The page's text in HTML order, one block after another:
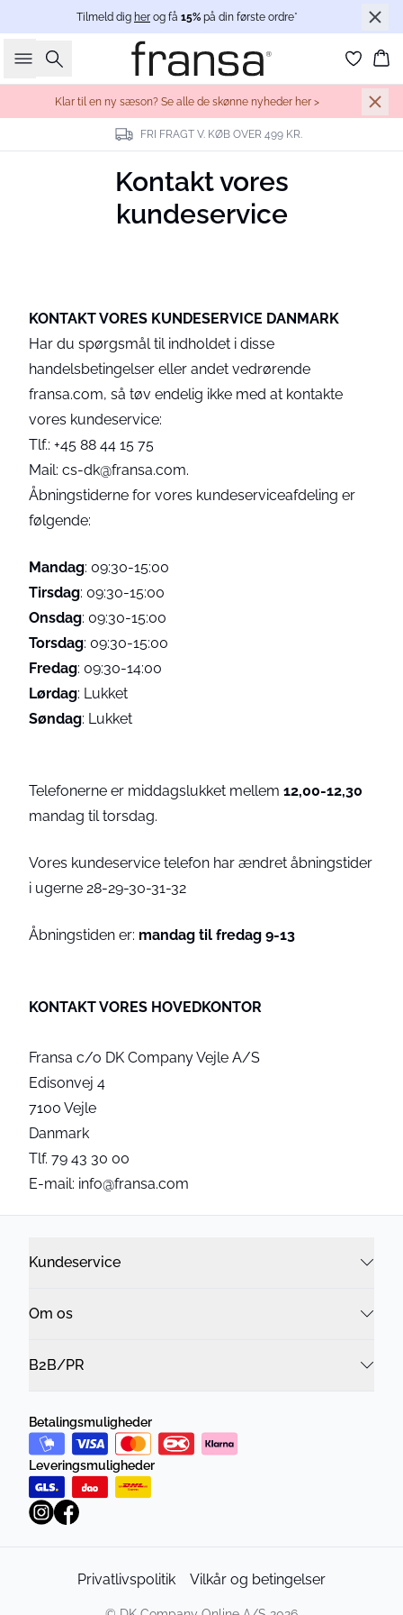
Tilmeld dig her og få 15% på din første ordre*
Søg
Klar til en ny sæson? Se alle de skønne nyheder her >
FRI FRAGT V. KØB OVER 499 KR.
Kontakt vores
kundeservice
KONTAKT VORES KUNDESERVICE DANMARK
Har du spørgsmål til indholdet i disse
handelsbetingelser eller andet vedrørende
fransa.com, så tøv endelig ikke med at kontakte
vores kundeservice:
Tlf.: +45 88 44 15 75
Mail: cs-dk@fransa.com.
Åbningstiderne for vores kundeserviceafdeling er
følgende:
Mandag: 09:30-15:00
Tirsdag: 09:30-15:00
Onsdag: 09:30-15:00
Torsdag: 09:30-15:00
Fredag: 09:30-14:00
Lørdag: Lukket
Søndag: Lukket
Telefonerne er middagslukket mellem 12,00-12,30
mandag til torsdag.
Vores kundeservice telefon har ændret åbningstider
i ugerne 28-29-30-31-32
Åbningstiden er: mandag til fredag 9-13
KONTAKT VORES HOVEDKONTOR
Fransa c/o DK Company Vejle A/S
Edisonvej 4
7100 Vejle
Danmark
Tlf. 79 43 30 00
E-mail: info@fransa.com
Kundeservice
Om os
B2B/PR
Betalingsmuligheder
Leveringsmuligheder
Privatlivspolitik Vilkår og betingelser